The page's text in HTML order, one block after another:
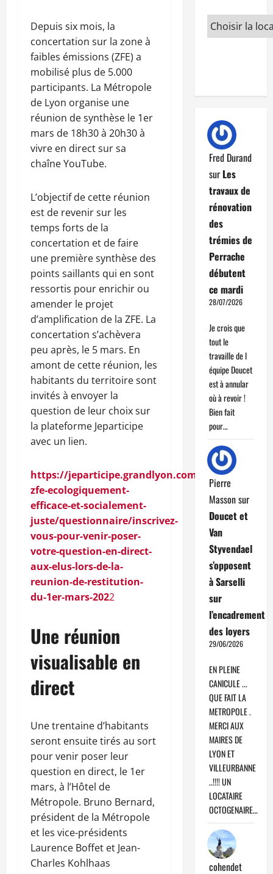
Depuis six mois, la
concertation sur la zone à
faibles émissions (ZFE) a
mobilisé plus de 5.000
participants. La Métropole
de Lyon organise une
réunion de synthèse le 1er
mars de 18h30 à 20h30 à
vivre en direct sur sa
chaîne YouTube.
L’objectif de cette réunion
est de revenir sur les
temps forts de la
concertation et de faire
une première synthèse des
points saillants qui en sont
ressortis pour enrichir ou
amender le projet
d’amplification de la ZFE. La
concertation s’achèvera
peu après, le 5 mars. En
amont de cette réunion, les
habitants du territoire sont
invités à envoyer la
question de leur choix sur
la plateforme Jeparticipe
avec un lien.
https://jeparticipe.grandlyon.com/project/une-
zfe-ecologiquement-
efficace-et-socialement-
juste/questionnaire/inscrivez-
vous-pour-venir-poser-
votre-question-en-direct-
aux-elus-lors-de-la-
reunion-de-restitution-
du-1er-mars-2022
Une réunion
visualisable en
direct
Une trentaine d’habitants
seront ensuite tirés au sort
pour venir poser leur
question en direct, le 1er
mars, à l’Hôtel de
Métropole. Bruno Bernard,
président de la Métropole
et les vice-présidents
Laurence Boffet et Jean-
Charles Kohlhaas
Fred Durand
sur Les
travaux de
rénovation
des
trémies de
Perrache
débutent
ce mardi
28/07/2026
Je crois que
tout le
travaille de l
équipe Doucet
est à annular
où à revoir !
Bien fait
pour…
Pierre
Massonsur
Doucet et
Van
Styvendael
s’opposent
à Sarselli
sur
l’encadrement
des loyers
29/06/2026
EN PLEINE
CANICULE ...
QUE FAIT LA
METROPOLE .
MERCI AUX
MAIRES DE
LYON ET
VILLEURBANNE
..!!!! UN
LOCATAIRE
OCTOGENAIRE…
cohendet